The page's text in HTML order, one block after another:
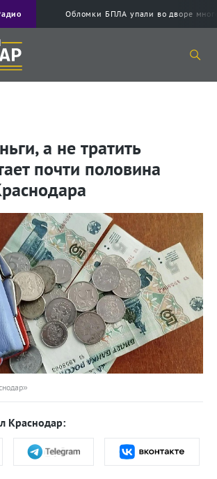
Обломки БПЛА упали во дворе
а не тратить
почти половина
Краснодар: